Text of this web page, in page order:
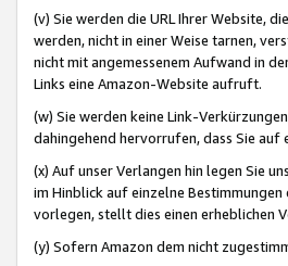
(v) Sie werden die URL Ihrer Website,
werden, nicht in einer Weise tarnen,
nicht mit angemessenem Aufwand in
Links eine Amazon-Website aufruft.
(w) Sie werden keine Link-
dahingehend hervorrufen, dass Sie auf
(x) Auf unser Verlangen hin legen Sie
im Hinblick auf einzelne
vorlegen, stellt dies einen erheblichen
(y) Sofern Amazon dem nicht